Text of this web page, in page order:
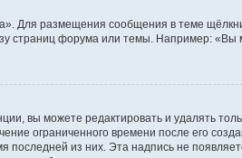
Для размещения сообщения в теме
страниц форума или темы. Например:
вы можете редактировать и удалять
ограниченного времени после его
последней из них. Эта надпись не